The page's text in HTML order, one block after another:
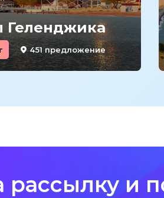
Геленджика
451 предложение
и